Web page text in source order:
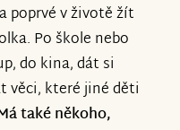
poprvé v životě žít
Po škole nebo
do kina, dát si
věci, které jiné děti
také někoho,